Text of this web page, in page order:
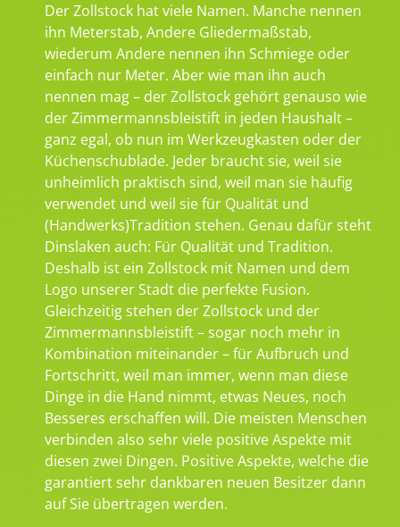
Der Zollstock hat viele Namen. Manche nennen
ihn Meterstab, Andere Gliedermaßstab,
wiederum Andere nennen ihn Schmiege oder
einfach nur Meter. Aber wie man ihn auch
nennen mag – der Zollstock gehört genauso wie
der Zimmermannsbleistift in jeden Haushalt –
ganz egal, ob nun im Werkzeugkasten oder der
Küchenschublade. Jeder braucht sie, weil sie
unheimlich praktisch sind, weil man sie häufig
verwendet und weil sie für Qualität und
(Handwerks)Tradition stehen. Genau dafür steht
Dinslaken auch: Für Qualität und Tradition.
Deshalb ist ein Zollstock mit Namen und dem
Logo unserer Stadt die perfekte Fusion.
Gleichzeitig stehen der Zollstock und der
Zimmermannsbleistift – sogar noch mehr in
Kombination miteinander – für Aufbruch und
Fortschritt, weil man immer, wenn man diese
Dinge in die Hand nimmt, etwas Neues, noch
Besseres erschaffen will. Die meisten Menschen
verbinden also sehr viele positive Aspekte mit
diesen zwei Dingen. Positive Aspekte, welche die
garantiert sehr dankbaren neuen Besitzer dann
auf Sie übertragen werden.